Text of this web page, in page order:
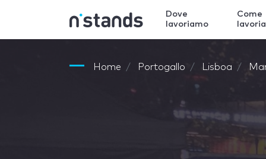
Dove
lavoriamo
Come
Home Portogallo Lisboa